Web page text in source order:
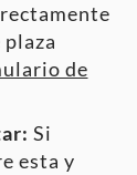
de
Si
esta y